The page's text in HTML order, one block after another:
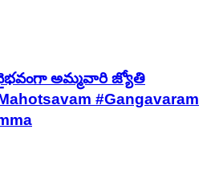
అమ్మవారి జ్యోతి
#Gangavaram